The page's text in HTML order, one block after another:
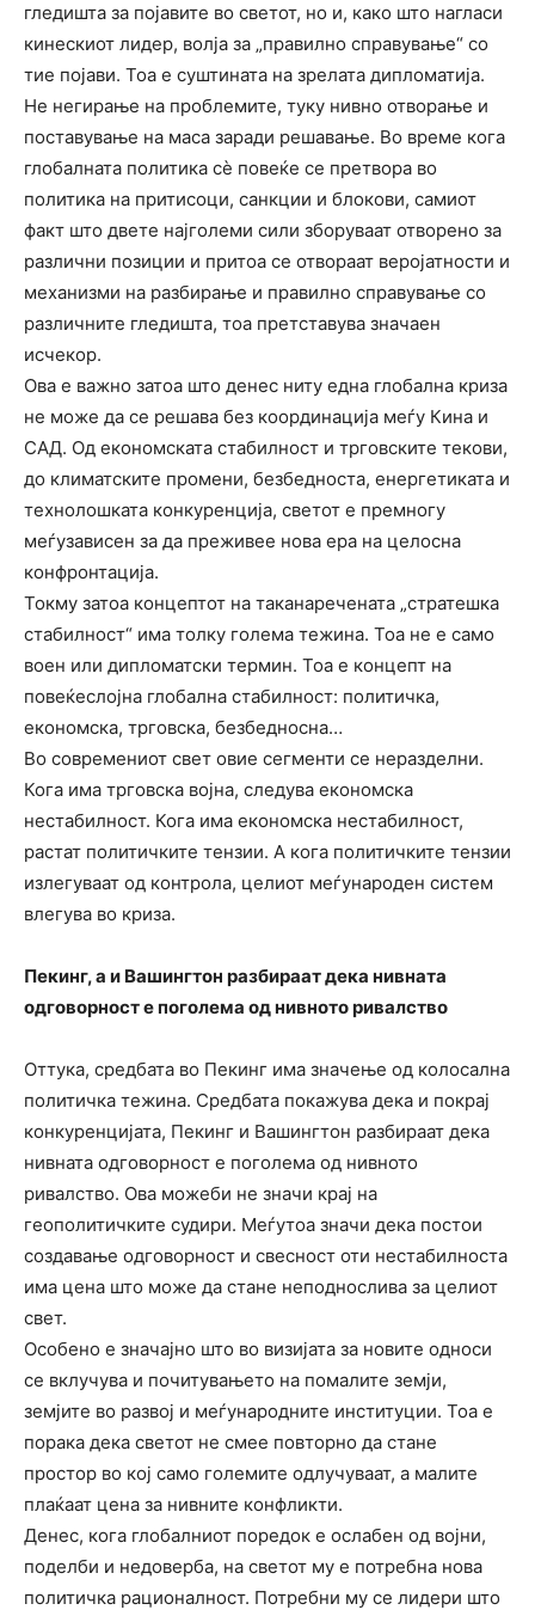
гледишта за појавите во светот, но и, како што нагласи
кинескиот лидер, волја за „правилно справување“ со
тие појави. Тоа е суштината на зрелата дипломатија.
Не негирање на проблемите, туку нивно отворање и
поставување на маса заради решавање. Во време кога
глобалната политика сè повеќе се претвора во
политика на притисоци, санкции и блокови, самиот
факт што двете најголеми сили зборуваат отворено за
различни позиции и притоа се отвораат веројатности и
механизми на разбирање и правилно справување со
различните гледишта, тоа претставува значаен
исчекор.
Ова е важно затоа што денес ниту една глобална криза
не може да се решава без координација меѓу Кина и
САД. Од економската стабилност и трговските текови,
до климатските промени, безбедноста, енергетиката и
технолошката конкуренција, светот е премногу
меѓузависен за да преживее нова ера на целосна
конфронтација.
Токму затоа концептот на таканаречената „стратешка
стабилност“ има толку голема тежина. Тоа не е само
воен или дипломатски термин. Тоа е концепт на
повеќеслојна глобална стабилност: политичка,
економска, трговска, безбедносна…
Во современиот свет овие сегменти се неразделни.
Кога има трговска војна, следува економска
нестабилност. Кога има економска нестабилност,
растат политичките тензии. А кога политичките тензии
излегуваат од контрола, целиот меѓународен систем
влегува во криза.
Пекинг, а и Вашингтон разбираат дека нивната
одговорност е поголема од нивното ривалство
Оттука, средбата во Пекинг има значење од колосална
политичка тежина. Средбата покажува дека и покрај
конкуренцијата, Пекинг и Вашингтон разбираат дека
нивната одговорност е поголема од нивното
ривалство. Ова можеби не значи крај на
геополитичките судири. Меѓутоа значи дека постои
создавање одговорност и свесност оти нестабилноста
има цена што може да стане неподнослива за целиот
свет.
Особено е значајно што во визијата за новите односи
се вклучува и почитувањето на помалите земји,
земјите во развој и меѓународните институции. Тоа е
порака дека светот не смее повторно да стане
простор во кој само големите одлучуваат, а малите
плаќаат цена за нивните конфликти.
Денес, кога глобалниот поредок е ослабен од војни,
поделби и недоверба, на светот му е потребна нова
политичка рационалност. Потребни му се лидери што